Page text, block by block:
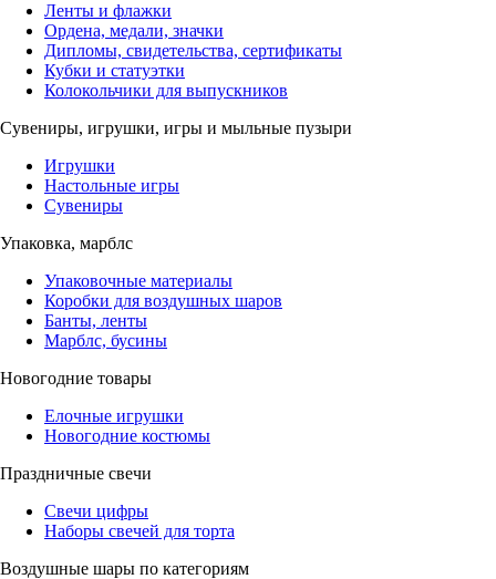
Ленты и флажки
Ордена, медали, значки
Дипломы, свидетельства, сертификаты
Кубки и статуэтки
Колокольчики для выпускников
Сувениры, игрушки, игры и мыльные пузыри
Игрушки
Настольные игры
Сувениры
Упаковка, марблс
Упаковочные материалы
Коробки для воздушных шаров
Банты, ленты
Марблс, бусины
Новогодние товары
Елочные игрушки
Новогодние костюмы
Праздничные свечи
Свечи цифры
Наборы свечей для торта
Воздушные шары по категориям